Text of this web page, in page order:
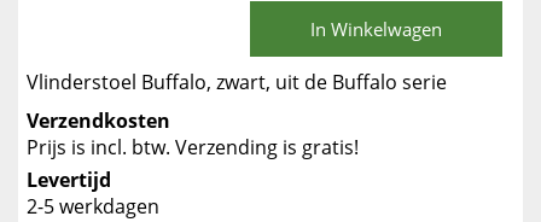
In Winkelwagen
Vlinderstoel Buffalo, zwart, uit de Buffalo serie
Verzendkosten
Prijs is incl. btw. Verzending is gratis!
Levertijd
2-5 werkdagen